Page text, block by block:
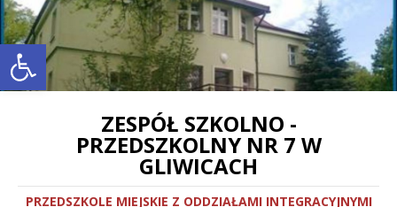
Otwórz pasek narzędzi
ZESPÓŁ SZKOLNO -
PRZEDSZKOLNY NR 7 W
GLIWICACH
PRZEDSZKOLE MIEJSKIE Z ODDZIAŁAMI INTEGRACYJNYMI